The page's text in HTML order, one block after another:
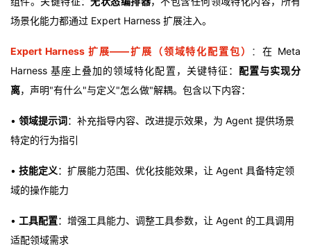
场景化能力都通过 Expert Harness 扩展注入。
Expert Harness 扩展——扩展（领域特化配置包） ：在 Meta
Harness 基座上叠加的领域特化配置，关键特征： 配置与实现分
离，声明"有什么"与定义"怎么做"解耦。包含以下内容：
• 领域提示词：补充指导内容、改进提示效果，为 Agent 提供场景
特定的行为指引
• 技能定义：扩展能力范围、优化技能效果，让 Agent 具备特定领
域的操作能力
• 工具配置：增强工具能力、调整工具参数，让 Agent 的工具调用
适配领域需求